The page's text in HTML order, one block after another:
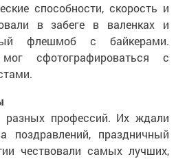
способности, скорость и
в забеге в валенках и
флешмоб с байкерами.
сфотографироваться с
разных профессий. Их ждали
поздравлений, праздничный
чествовали самых лучших,